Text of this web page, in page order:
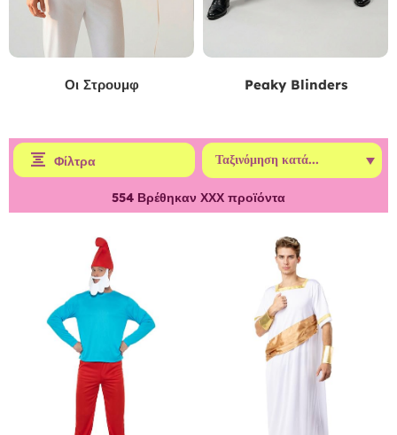
Οι Στρουμφ Peaky Blinders
Φίλτρα
554 Βρέθηκαν ΧΧΧ προϊόντα